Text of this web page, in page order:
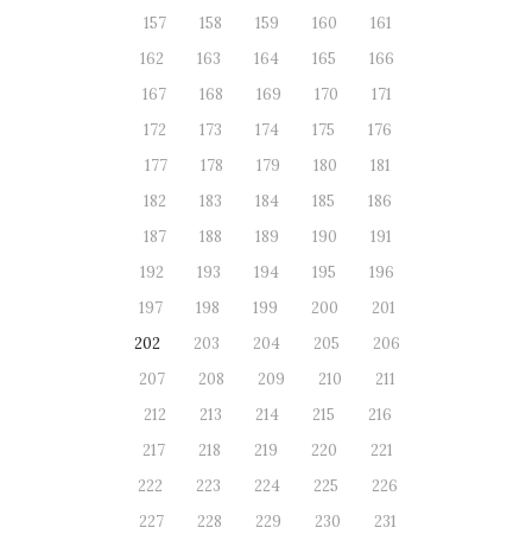
157
158 159 160
161
162
163 164 165
166
167
168 169 170
171
172
173 174 175
176
177
178 179 180
181
182
183 184 185
186
187
188 189 190
191
192
193 194 195
196
197
198 199 200
201
202
203 204 205
206
207
208 209 210
211
212
213 214 215
216
217
218 219 220
221
222
223 224 225
226
227
228 229 230
231